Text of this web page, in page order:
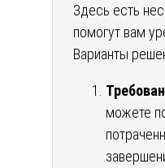
Здесь есть
помогут вам
Варианты
можете